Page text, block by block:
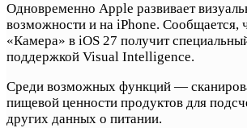
Одновременно Apple развивает
возможности и на iPhone. Сообщается,
«Камера» в iOS 27 получит
поддержкой Visual Intelligence.
Среди возможных функций —
пищевой ценности продуктов для
других данных о питании.